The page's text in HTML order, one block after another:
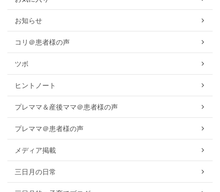
お知らせ
コリ＠患者様の声
ツボ
ヒントノート
プレママ＆産後ママ＠患者様の声
プレママ＠患者様の声
メディア掲載
三日月の日常